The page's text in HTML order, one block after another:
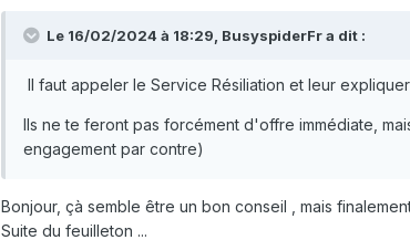
Le 16/02/2024 à 18:29, BusyspiderFra dit :
Il faut appeler le Service Résiliation et leur
Ils ne te feront pas forcément d'offre immédiate,
engagement par contre)
Bonjour, çà semble être un bon conseil , mais
Suite du feuilleton ...